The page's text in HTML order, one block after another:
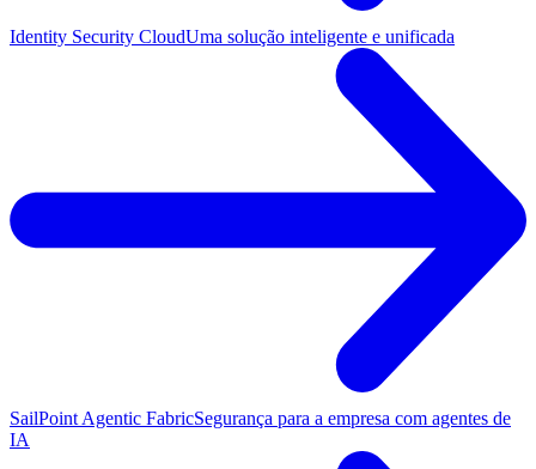
Identity Security CloudUma solução inteligente e unificada
SailPoint Agentic FabricSegurança para a empresa com agentes de
IA